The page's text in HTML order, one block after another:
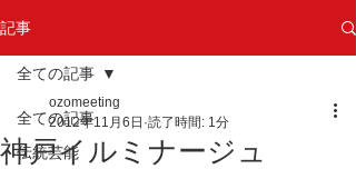
記事
全ての記事
伝統芸能
全ての記事
神戸イルミナージュ
ozomeeting
2012年11月6日 読了時間: 1分